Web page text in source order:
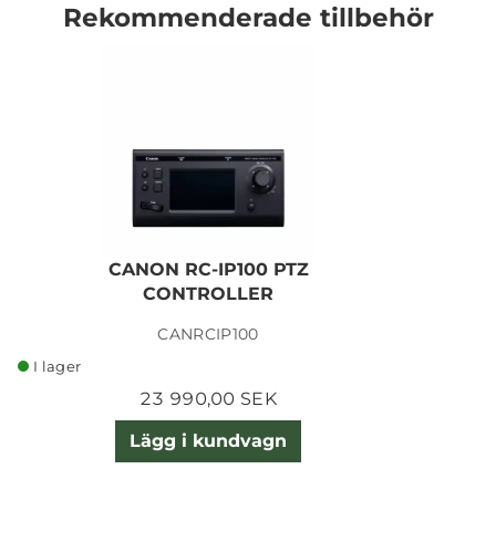
Rekommenderade tillbehör
CANON RC-IP100 PTZ
CONTROLLER
CANRCIP100
I lager
23 990,00 SEK
Lägg i kundvagn